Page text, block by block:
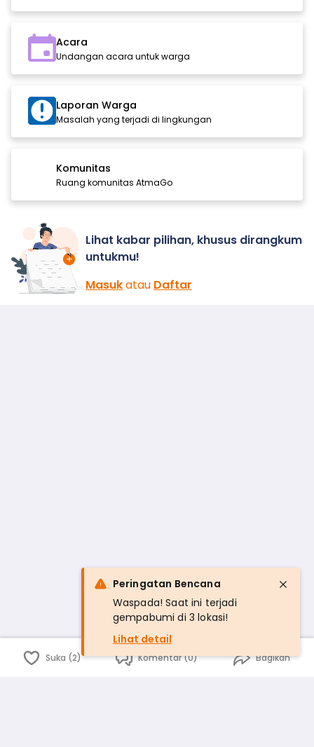
Acara
Undangan acara untuk warga
Laporan Warga
Masalah yang terjadi di lingkungan
Komunitas
Ruang komunitas AtmaGo
Lihat kabar pilihan, khusus dirangkum
untukmu!
Masukatau Daftar
Suka (2) Komentar (0) Bagikan
Peringatan Bencana
Waspada! Saat ini terjadi
gempabumi di 3 lokasi!
Lihat detail